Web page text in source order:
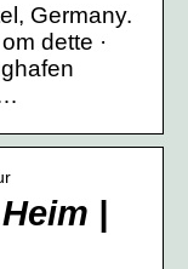
Germany.
dette ·
|